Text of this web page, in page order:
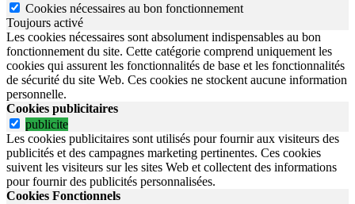
Cookies nécessaires au bon fonctionnement
Toujours activé
Les cookies nécessaires sont absolument indispensables au bon
fonctionnement du site. Cette catégorie comprend uniquement les
cookies qui assurent les fonctionnalités de base et les fonctionnalités
de sécurité du site Web. Ces cookies ne stockent aucune information
personnelle.
Cookies publicitaires
publicite
Les cookies publicitaires sont utilisés pour fournir aux visiteurs des
publicités et des campagnes marketing pertinentes. Ces cookies
suivent les visiteurs sur les sites Web et collectent des informations
pour fournir des publicités personnalisées.
Cookies Fonctionnels